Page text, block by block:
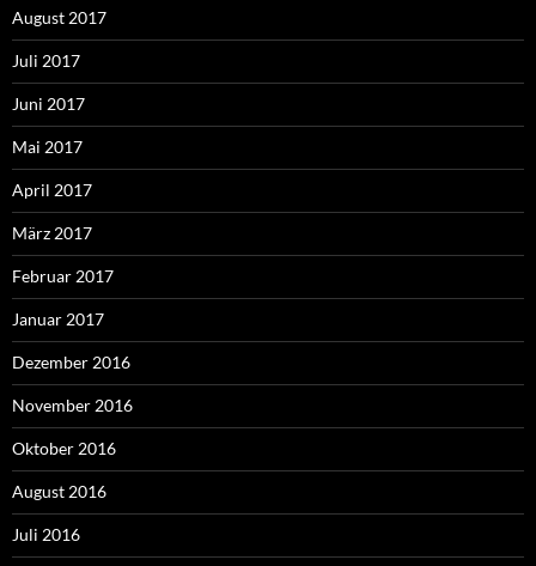
August 2017
Juli 2017
Juni 2017
Mai 2017
April 2017
März 2017
Februar 2017
Januar 2017
Dezember 2016
November 2016
Oktober 2016
August 2016
Juli 2016